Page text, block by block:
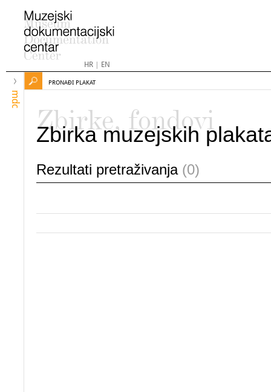
HR| EN
mdc
PRONAĐI PLAKAT
Zbirke, fondovi
Zbirka muzejskih
Rezultati pretraživanja (0)